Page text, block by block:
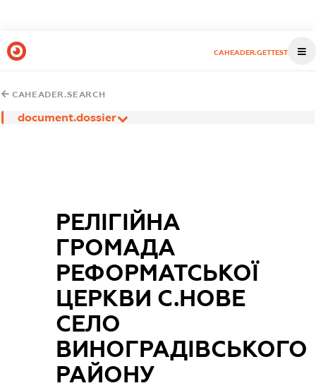
CAHEADER.GETTEST
CAHEADER.SEARCH
document.dossier
РЕЛІГІЙНА
ГРОМАДА
РЕФОРМАТСЬКОЇ
ЦЕРКВИ С.НОВЕ
СЕЛО
ВИНОГРАДІВСЬКОГО
РАЙОНУ